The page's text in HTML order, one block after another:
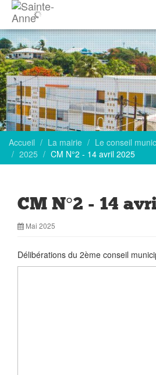
Accueil La mairie Le conseil
2025
CM N°2 - 14 avril 2025
CM N°2 - 14
Mai 2025
Délibérations du 2ème conseil